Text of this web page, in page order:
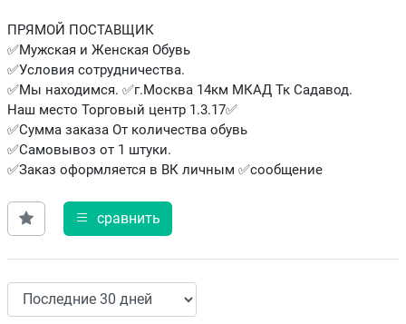
ПРЯМОЙ ПОСТАВЩИК
✅Мужская и Женская Обувь
✅Условия сотрудничества.
✅Мы находимся. ✅г.Москва 14км МКАД Тк Садавод.
Наш место Торговый центр 1.3.17✅
✅Сумма заказа От количества обувь
✅Самовывоз от 1 штуки.
✅Заказ оформляется в ВК личным ✅сообщение
сравнить